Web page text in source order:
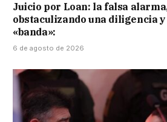
Juicio por Loan: la falsa
obstaculizando una diligencia
«banda»:
6 de agosto de 2026